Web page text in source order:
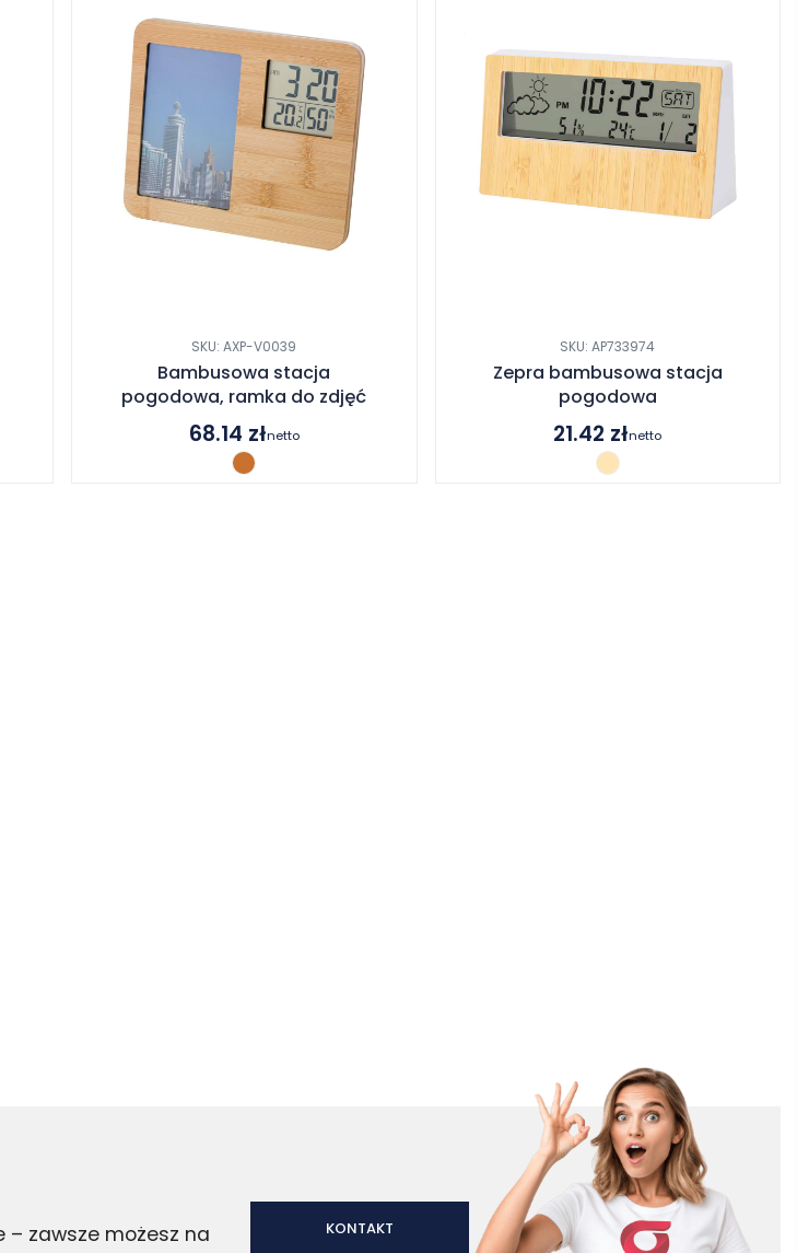
SKU: AXP-V0039
Bambusowa stacja
pogodowa, ramka do zdjęć
68.14 złnetto
SKU: AP733974
Zepra bambusowa stacja
pogodowa
21.42 złnetto
– zawsze możesz na
KONTAKT